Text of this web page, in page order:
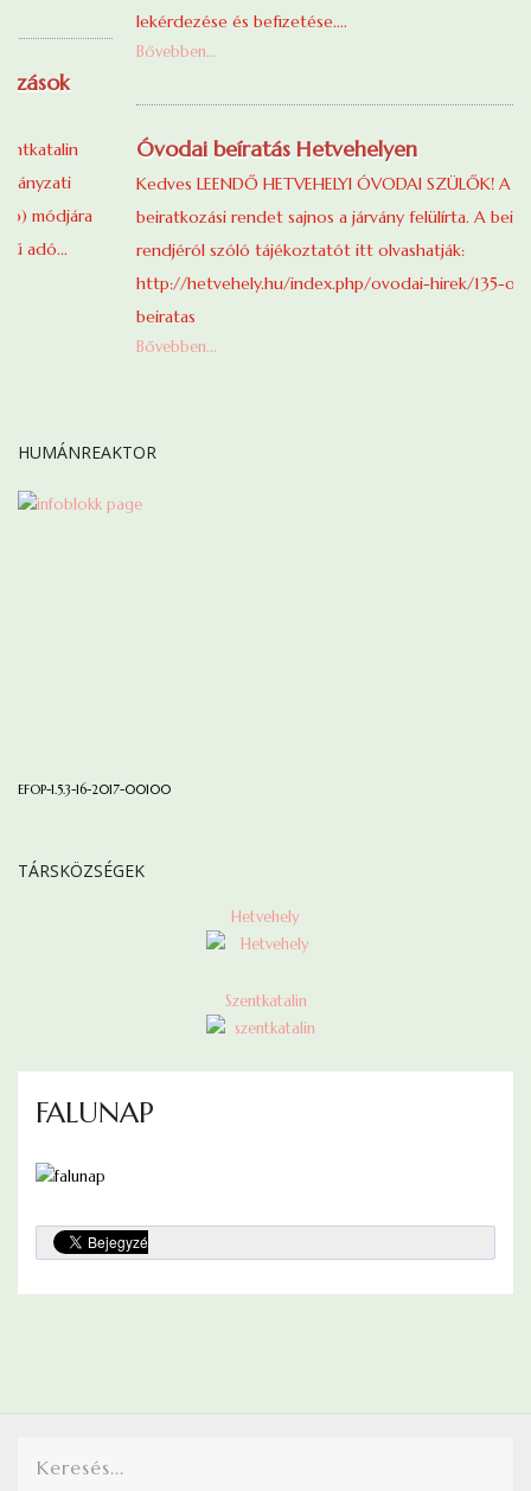
lekérdezése és befizetése....
Óvodai beíratás Hetvehelyen
Kedves LEENDŐ HETVEHELYI ÓVODAI SZÜLŐK! A kihirdetett
beiratkozási rendet sajnos a járvány felülírta. A beiratkozás új
rendjéról szóló tájékoztatót itt olvashatják:
http://hetvehely.hu/index.php/ovodai-hirek/135-ovodai-
HUMÁNREAKTOR
TÁRSKÖZSÉGEK
Hetvehely
Szentkatalin
FALUNAP